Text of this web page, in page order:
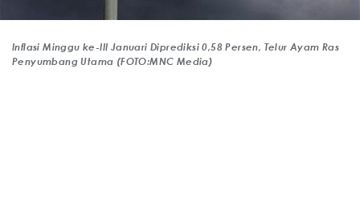
Inflasi Minggu ke-III Januari Diprediksi 0,58 Persen, Telur Ayam Ras
Penyumbang Utama (FOTO:MNC Media)